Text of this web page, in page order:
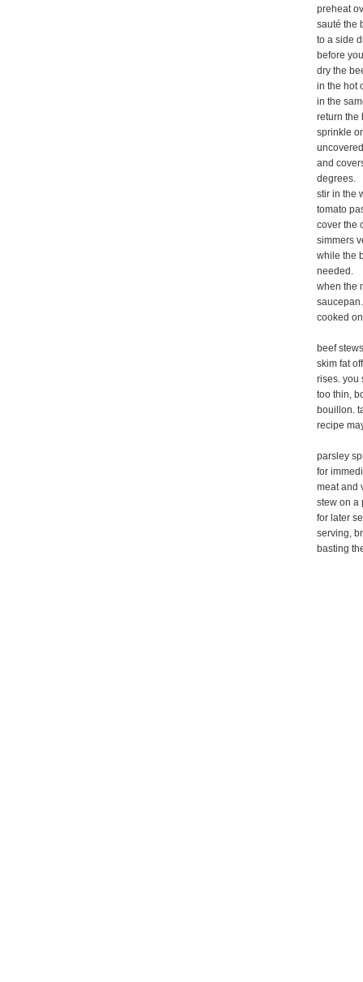
preheat
sauté the
to a side
before
dry the
in the hot
in the
return the
sprinkle
and
degrees.
stir in the
tomato
cover the
simmers
while the
needed.
when the
cooked
beef stews
skim fat
rises. you
too thin,
bouillon.
recipe
parsley
for
meat and
stew on a
for later
serving,
basting